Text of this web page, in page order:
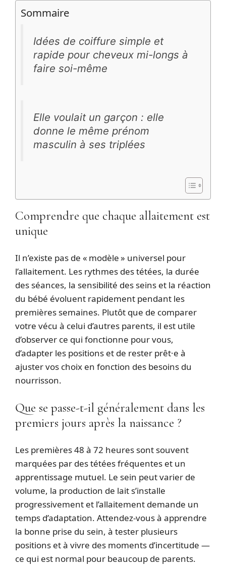
Sommaire
Idées de coiffure simple et
rapide pour cheveux mi-longs à
faire soi-même
Elle voulait un garçon : elle
donne le même prénom
masculin à ses triplées
Comprendre que chaque allaitement est
unique
Il n’existe pas de « modèle » universel pour
l’allaitement. Les rythmes des tétées, la durée
des séances, la sensibilité des seins et la réaction
du bébé évoluent rapidement pendant les
premières semaines. Plutôt que de comparer
votre vécu à celui d’autres parents, il est utile
d’observer ce qui fonctionne pour vous,
d’adapter les positions et de rester prêt·e à
ajuster vos choix en fonction des besoins du
nourrisson.
Que se passe-t-il généralement dans les
premiers jours après la naissance ?
Les premières 48 à 72 heures sont souvent
marquées par des tétées fréquentes et un
apprentissage mutuel. Le sein peut varier de
volume, la production de lait s’installe
progressivement et l’allaitement demande un
temps d’adaptation. Attendez-vous à apprendre
la bonne prise du sein, à tester plusieurs
positions et à vivre des moments d’incertitude —
ce qui est normal pour beaucoup de parents.